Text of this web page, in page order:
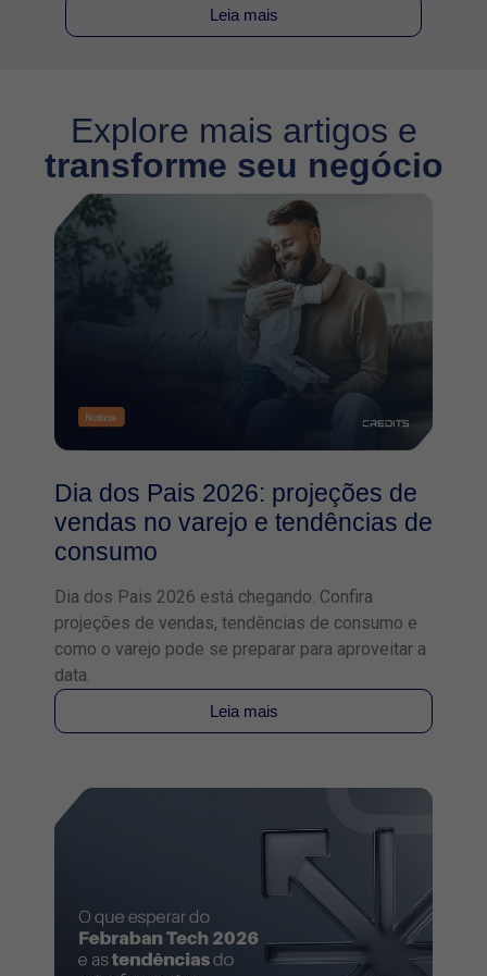
Leia mais
Explore mais artigos e
transforme seu negócio
Dia dos Pais 2026: projeções de
vendas no varejo e tendências de
consumo
Dia dos Pais 2026 está chegando. Confira
projeções de vendas, tendências de consumo e
como o varejo pode se preparar para aproveitar a
data.
Leia mais